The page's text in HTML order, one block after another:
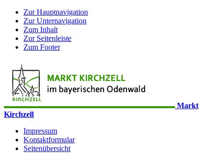
Zur Hauptnavigation
Zur Unternavigation
Zum Inhalt
Zur Seitenleiste
Zum Footer
Markt
Kirchzell
Impressum
Kontaktformular
Seitenübersicht